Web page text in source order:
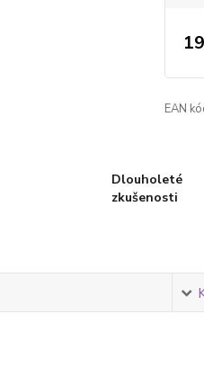
EAN
Dlouholeté
zkušenosti